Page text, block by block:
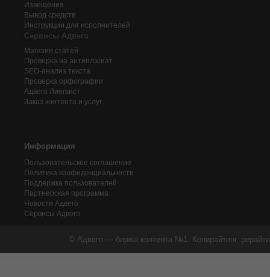
Извещения
Вывод средств
Инструкции для исполнителей
Сервисы Адвего
Магазин статей
Проверка на антиплагиат
SEO-анализ текста
Проверка орфографии
Адвего Лингвист
Заказ контента и услуг
Информация
Пользовательское соглашение
Политика конфиденциальности
Поддержка пользователей
Партнерская программа
Новости Адвего
Сервисы Адвего
© Адвего — биржа контента №1. Копирайтинг,